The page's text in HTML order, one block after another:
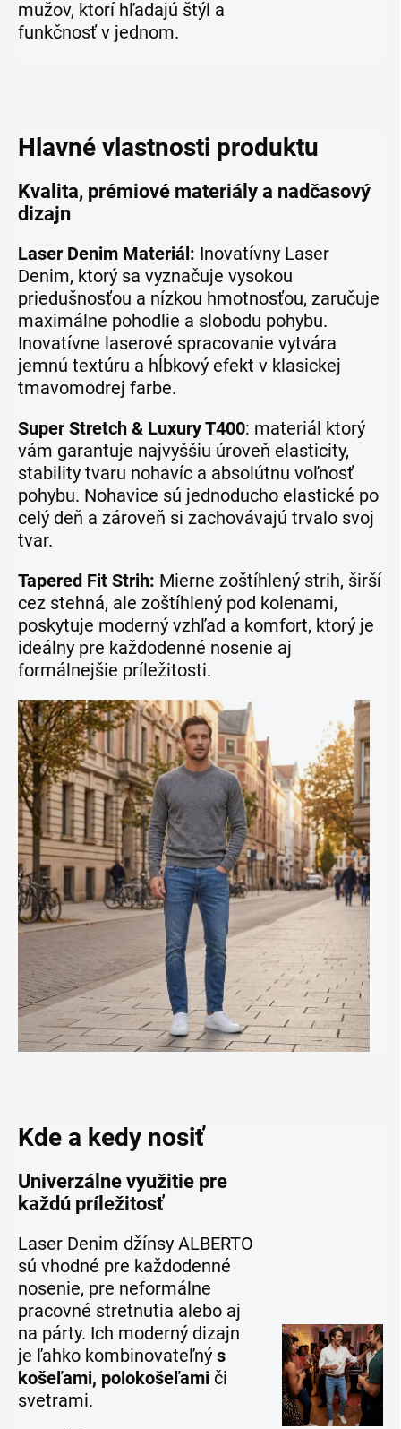
mužov, ktorí hľadajú štýl a
funkčnosť v jednom.
Hlavné vlastnosti produktu
Kvalita, prémiové materiály a nadčasový
dizajn
Laser Denim Materiál: Inovatívny Laser
Denim, ktorý sa vyznačuje vysokou
priedušnosťou a nízkou hmotnosťou, zaručuje
maximálne pohodlie a slobodu pohybu.
Inovatívne laserové spracovanie vytvára
jemnú textúru a hĺbkový efekt v klasickej
tmavomodrej farbe.
Super Stretch & Luxury T400: materiál ktorý
vám garantuje najvyššiu úroveň elasticity,
stability tvaru nohavíc a absolútnu voľnosť
pohybu. Nohavice sú jednoducho elastické po
celý deň a zároveň si zachovávajú trvalo svoj
tvar.
Tapered Fit Strih: Mierne zoštíhlený strih, širší
cez stehná, ale zoštíhlený pod kolenami,
poskytuje moderný vzhľad a komfort, ktorý je
ideálny pre každodenné nosenie aj
formálnejšie príležitosti.
Kde a kedy nosiť
Univerzálne využitie pre
každú príležitosť
Laser Denim džínsy ALBERTO
sú vhodné pre každodenné
nosenie, pre neformálne
pracovné stretnutia alebo aj
na párty. Ich moderný dizajn
je ľahko kombinovateľný s
košeľami, polokošeľami či
svetrami.